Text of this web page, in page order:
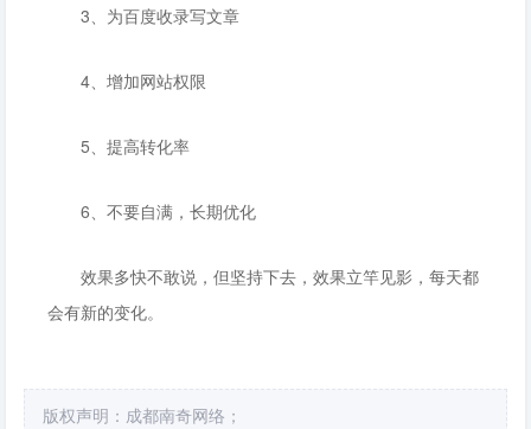
3、为百度收录写文章
4、增加网站权限
5、提高转化率
6、不要自满，长期优化
效果多快不敢说，但坚持下去，效果立竿见影，每天都
会有新的变化。
版权声明：成都南奇网络；